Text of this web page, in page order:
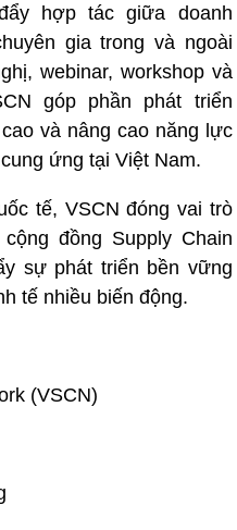
hợp tác giữa doanh
gia trong và ngoài
webinar, workshop và
góp phần phát triển
và nâng cao năng lực
ứng tại Việt Nam.
tế, VSCN đóng vai trò
đồng Supply Chain
sự phát triển bền vững
tế nhiều biến động.
(VSCN)